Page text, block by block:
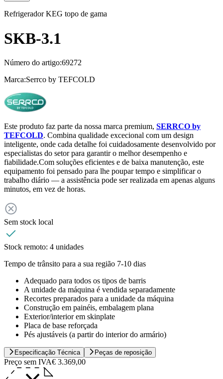
Refrigerador KEG topo de gama
SKB-3.1
Número do artigo:69272
Marca:Serrco by TEFCOLD
Este produto faz parte da nossa marca premium, SERRCO by
TEFCOLD. Combina qualidade excecional com um design
inteligente, onde cada detalhe foi cuidadosamente desenvolvido por
especialistas do setor para garantir o melhor desempenho e
fiabilidade.Com soluções eficientes e de baixa manutenção, este
equipamento foi pensado para lhe poupar tempo e simplificar o
trabalho diário — a assistência pode ser realizada em apenas alguns
minutos, em vez de horas.
Sem stock local
Stock remoto: 4 unidades
Tempo de trânsito para a sua região 7-10 dias
Adequado para todos os tipos de barris
A unidade da máquina é vendida separadamente
Recortes preparados para a unidade da máquina
Construção em painéis, embalagem plana
Exterior/interior em skinplate
Placa de base reforçada
Pés ajustáveis (a partir do interior do armário)
Especificação Técnica Peças de reposição
Preço sem IVA€ 3.369,00